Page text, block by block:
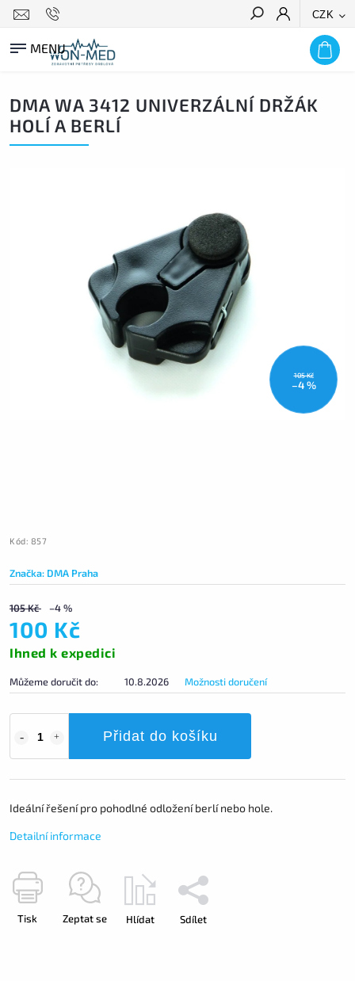
CZK
HLEDAT
DMA WA 3412 UNIVERZÁLNÍ DRŽÁK
HOLÍ A BERLÍ
105 Kč
–4 %
Kód: 857
Značka: DMA Praha
105 Kč –4 %
100 Kč
Ihned k expedici
Můžeme doručit do: 10.8.2026 Možnosti doručení
Přidat do košíku
Ideální řešení pro pohodlné odložení berlí nebo hole.
Detailní informace
Tisk Zeptat se Hlídat Sdílet